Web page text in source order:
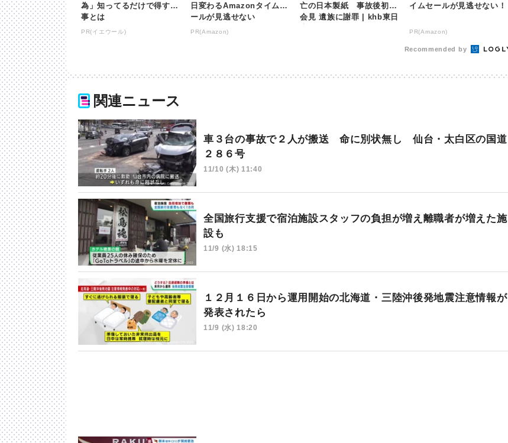
為」知ってるだけで得する
事とは
PR(イエウール)
日変わるAmazonタイムセ
ールが見逃せない
PR(Amazon)
亡の日本製紙 事故後初の
会見 遺族に謝罪 | khb東日
イムセールが見逃せない！
PR(Amazon)
Recommended by
関連ニュース
車３台の事故で２人が搬送 命に別状無し 仙台・太白区の国道
２８６号
11/10 (木) 11:40
全国旅行支援で宿泊施設スタッフの負担が増え離職者が増えた施
設も
11/9 (水) 18:15
１２月１６日から運用開始の北海道・三陸沖後発地震注意情報が
発表されたら
11/9 (水) 18:20